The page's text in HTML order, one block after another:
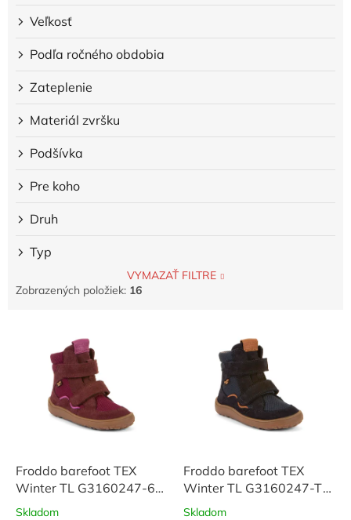
Veľkosť
Podľa ročného obdobia
Zateplenie
Materiál zvršku
Podšívka
Pre koho
Druh
Typ
VYMAZAŤ FILTRE
Zobrazených položiek: 16
u
Froddo barefoot TEX
Winter TL G3160247-6T
Bordeaux
Skladom
Froddo barefoot TEX
Winter TL G3160247-T
Dark Blue
Skladom